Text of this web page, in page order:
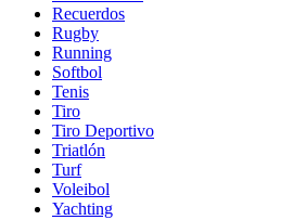
Recuerdos
Rugby
Running
Softbol
Tenis
Tiro
Tiro Deportivo
Triatlón
Turf
Voleibol
Yachting